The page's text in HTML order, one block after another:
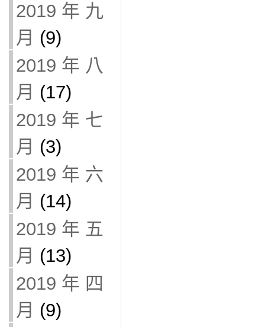
2019 年 九
月 (9)
2019 年 八
月 (17)
2019 年 七
月 (3)
2019 年 六
月 (14)
2019 年 五
月 (13)
2019 年 四
月 (9)